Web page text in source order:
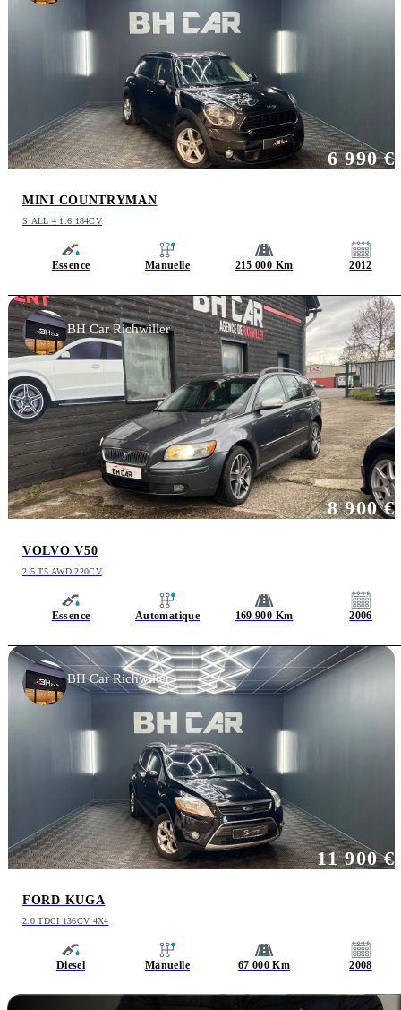
MINI COUNTRYMAN
S ALL 4 1.6 184CV
Essence Manuelle 215 000 Km 2012
6 990 €
VOLVO V50
2.5 T5 AWD 220CV
Essence Automatique 169 900 Km 2006
8 900 €
BH Car Richwiller
FORD KUGA
2.0 TDCI 136CV 4X4
Diesel Manuelle 67 000 Km 2008
11 900 €
BH Car Richwiller